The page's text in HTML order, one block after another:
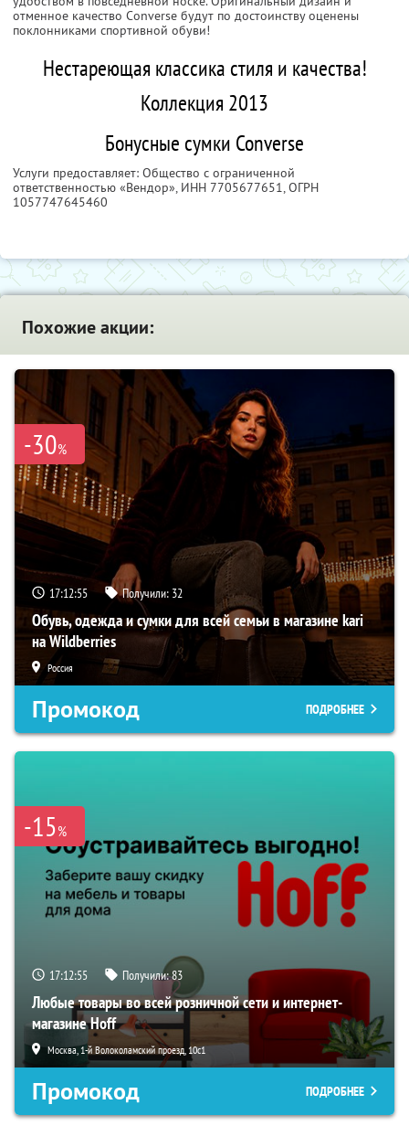
отменное качество Converse будут по достоинству оценены
поклонниками спортивной обуви!
Нестареющая классика стиля и качества!
Коллекция 2013
Бонусные сумки Converse
Услуги предоставляет: Общество с ограниченной
ответственностью «Вендор», ИНН 7705677651, ОГРН
1057747645460
Похожие акции:
-30%
17:12:54 Получили: 32
Обувь, одежда и сумки для всей семьи в магазине kari
на Wildberries
Россия
Промокод ПОДРОБНЕЕ
-15%
17:12:54 Получили:83
Любые товары во всей розничной сети и интернет-
магазине Hoff
Москва, 1-й Волоколамский проезд, 10с1
Промокод ПОДРОБНЕЕ